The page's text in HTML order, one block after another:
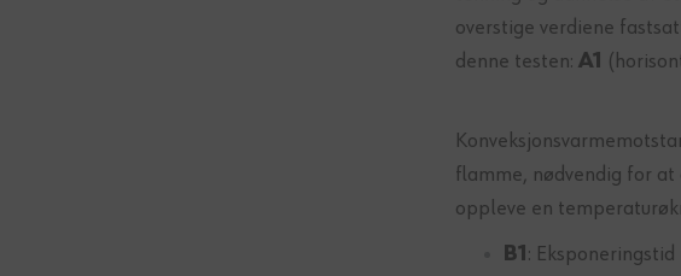
overstige verdiene
denne testen: A1
flamme, nødvendig for
oppleve en
B1 :